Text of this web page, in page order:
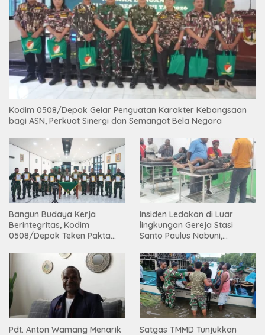
Kodim 0508/Depok Gelar Penguatan Karakter Kebangsaan
bagi ASN, Perkuat Sinergi dan Semangat Bela Negara
Bangun Budaya Kerja
Berintegritas, Kodim
0508/Depok Teken Pakta
Insiden Ledakan di Luar
lingkungan Gereja Stasi
Santo Paulus Nabuni,
Pdt. Anton Wamang Menarik
Satgas TMMD Tunjukkan